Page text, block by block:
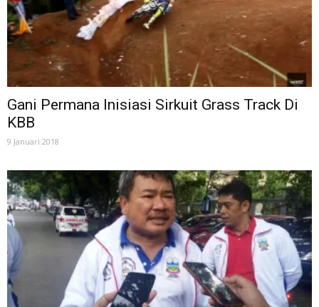
Gani Permana Inisiasi Sirkuit Grass Track Di
KBB
9 Januari 2018